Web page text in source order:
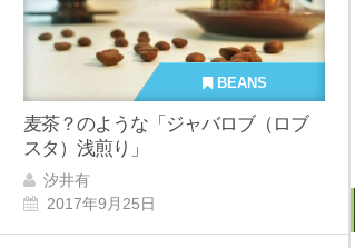
BEANS
麦茶？のような「ジャバロブ（ロブ
スタ）浅煎り」
汐井有
2017年9月25日